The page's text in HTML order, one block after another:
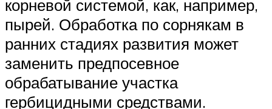
корневой системой, как, например,
пырей. Обработка по сорнякам в
ранних стадиях развития может
заменить предпосевное
обрабатывание участка
гербицидными средствами.